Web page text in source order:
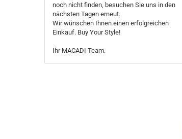
noch nicht finden, besuchen Sie uns in den
nächsten Tagen erneut.
Wir wünschen Ihnen einen erfolgreichen
Einkauf. Buy Your Style!
Ihr MACADI Team.